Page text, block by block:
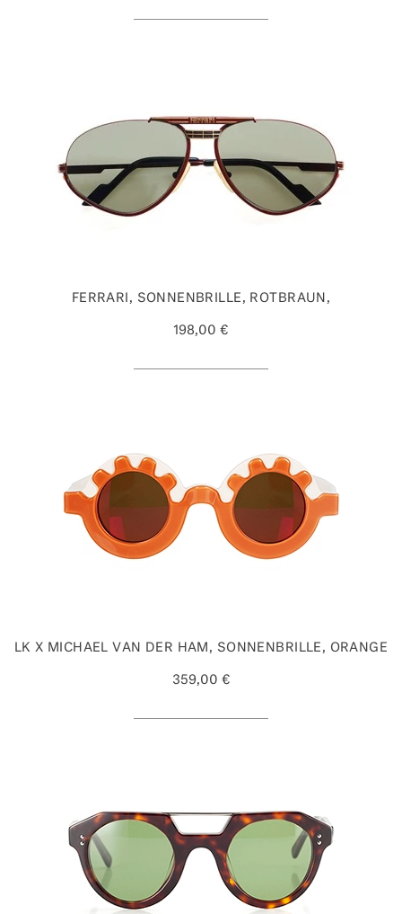
FERRARI, SONNENBRILLE, ROTBRAUN,
198,00 €
LK X MICHAEL VAN DER HAM, SONNENBRILLE, ORANGE
359,00 €